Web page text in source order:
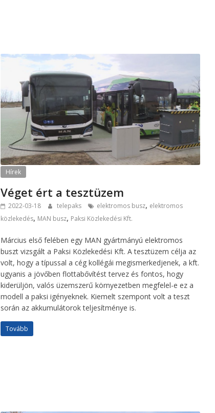
Hírek
Véget ért a tesztüzem
2022-03-18 telepaks elektromos busz, elektromos
közlekedés, MAN busz, Paksi Közlekedési Kft.
Március első felében egy MAN gyártmányú elektromos
buszt vizsgált a Paksi Közlekedési Kft. A tesztüzem célja az
volt, hogy a típussal a cég kollégái megismerkedjenek, a kft.
ugyanis a jövőben flottabővítést tervez és fontos, hogy
kiderüljön, valós üzemszerű környezetben megfelel-e ez a
modell a paksi igényeknek. Kiemelt szempont volt a teszt
során az akkumulátorok teljesítménye is.
Tovább